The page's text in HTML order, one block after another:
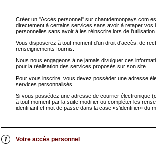
Créer un "Accès personnel" sur chantdemonpays.com
directement à certains services sans avoir à retaper vos
personnelles sans avoir à les réinscrire lors de l'utilisation
Vous disposerez à tout moment d'un droit d'accès, de
renseignements fournis.
Nous nous engageons à ne jamais divulguer ces
pour la réalisation des services proposés sur son site.
Pour vous inscrire, vous devez posséder une adresse
services personnalisés.
Si vous possédez une adresse de courrier électronique
à tout moment par la suite modifier ou compléter les
identifiant et mot de passe dans la case «s'identifier» du
Votre accès personnel